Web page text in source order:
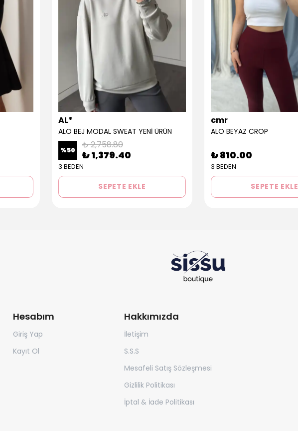
AL*
ALO BEJ MODAL SWEAT YENİ ÜRÜN
%50 ₺ 2,758.80
₺ 1,379.40
3 BEDEN
SEPETE EKLE
cmr
ALO BEYAZ CROP
₺ 810.00
3 BEDEN
SEPETE EKLE
Hesabım
Giriş Yap
Kayıt Ol
Hakkımızda
İletişim
S.S.S
Mesafeli Satış Sözleşmesi
Gizlilik Politikası
İptal & İade Politikası